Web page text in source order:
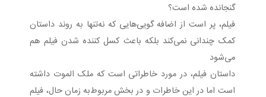
گنجانده شده است؟
فیلم، پر است از اضافه گویی‌هایی که نه‌تنها به روند داستان
کمک چندانی نمی‌کند بلکه باعث کسل کننده شدن فیلم هم
می‌شود
داستان فیلم، در مورد خاطراتی است که ملک الموت داشته
است اما در این خاطرات و در بخش مربوط‌به زمان حال، فیلم